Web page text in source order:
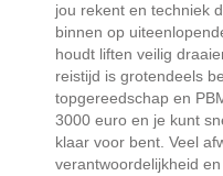
jou rekent en techniek
binnen op
houdt liften veilig
reistijd is grotendeels
topgereedschap en
3000 euro en je kunt
klaar voor bent. Veel
verantwoordelijkheid